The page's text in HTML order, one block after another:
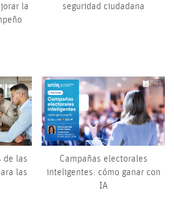
la
seguridad ciudadana
de las
las
Campañas electorales
inteligentes: cómo ganar con
IA